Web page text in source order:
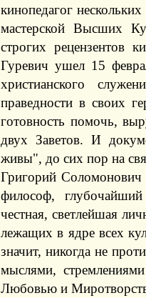
кинопедагог
мастерской Высших
строгих рецензентов
Гуревич ушел 15
христианского
праведности в своих
готовность помочь,
двух Заветов. И
живы", до сих пор на
Григорий Соломонович
философ,
честная, светлейшая
лежащих в ядре всех
значит, никогда не
мыслями,
Любовью и